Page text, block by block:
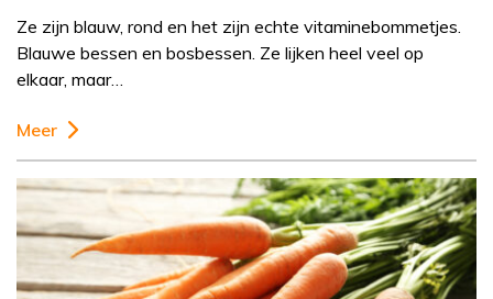
Ze zijn blauw, rond en het zijn echte vitaminebommetjes.
Blauwe bessen en bosbessen. Ze lijken heel veel op
elkaar, maar…
Meer